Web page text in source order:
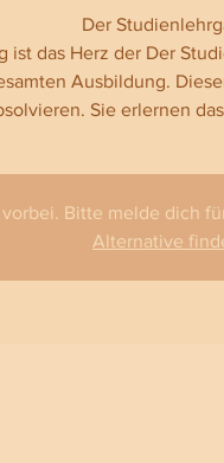
Der
ist das Herz der Der
Ausbildung.
Sie erlernen
Bitte melde dich
Alternative